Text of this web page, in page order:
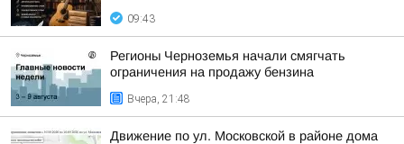
09:43
Регионы Черноземья начали смягчать
ограничения на продажу бензина
Вчера, 21:48
Движение по ул. Московской в районе дома